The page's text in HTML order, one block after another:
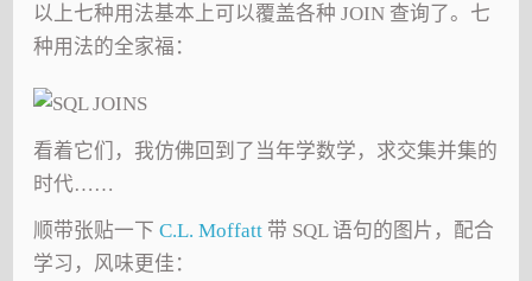
以上七种用法基本上可以覆盖各种 JOIN 查询了。七
种用法的全家福：
看着它们，我仿佛回到了当年学数学，求交集并集的
时代……
顺带张贴一下C.L. Moffatt 带 SQL 语句的图片，配合
学习，风味更佳：